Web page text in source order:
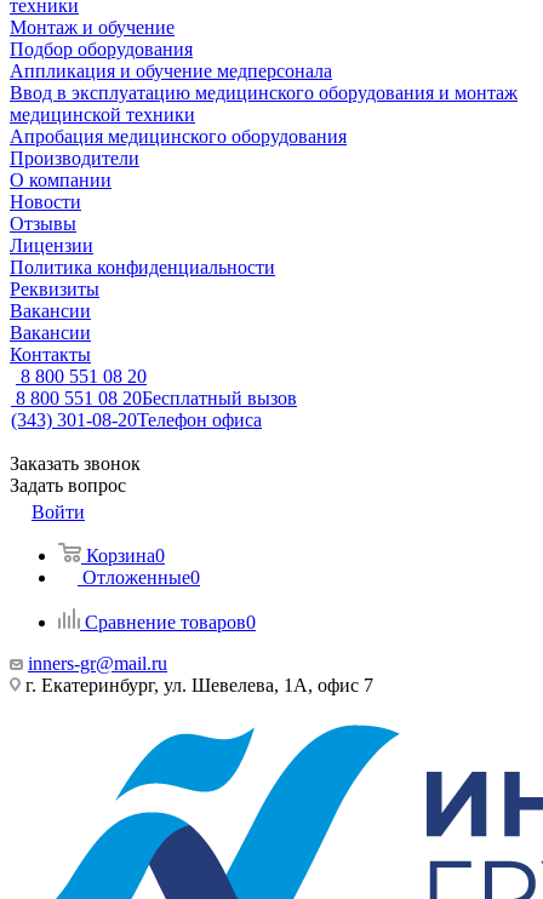
техники
Монтаж и обучение
Подбор оборудования
Аппликация и обучение медперсонала
Ввод в эксплуатацию медицинского оборудования и монтаж
медицинской техники
Апробация медицинского оборудования
Производители
О компании
Новости
Отзывы
Лицензии
Политика конфиденциальности
Реквизиты
Вакансии
Вакансии
Контакты
8 800 551 08 20
8 800 551 08 20Бесплатный вызов
(343) 301-08-20Телефон офиса
Заказать звонок
Задать вопрос
Войти
Корзина0
Отложенные0
Сравнение товаров0
inners-gr@mail.ru
г. Екатеринбург, ул. Шевелева, 1А, офис 7